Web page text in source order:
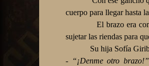
cuerpo para llegar hasta
El brazo era
sujetar las riendas para
Su hija Sofía
- “¡Denme otro